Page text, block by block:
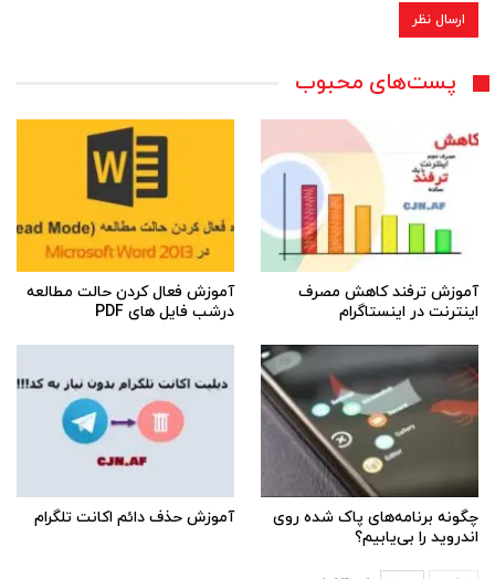
پست‌های محبوب
آموزش ترفند کاهش مصرف
اینترنت در اینستاگرام
آموزش فعال کردن حالت مطالعه
درشب فایل های PDF
چگونه برنامه‌های پاک شده روی
اندروید را بی‌یابیم؟
آموزش حذف دائم اکانت تلگرام